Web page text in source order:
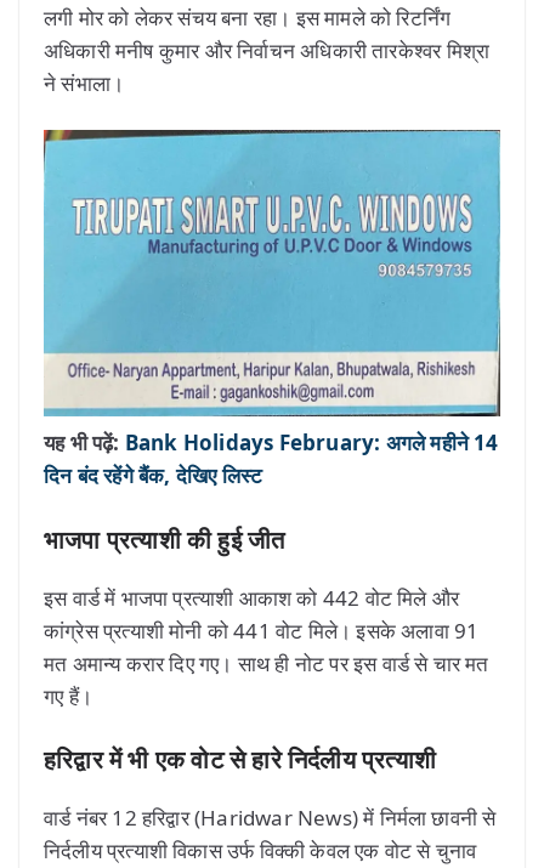
लगी मोर को लेकर संचय बना रहा। इस मामले को रिटर्निंग
अधिकारी मनीष कुमार और निर्वाचन अधिकारी तारकेश्वर मिश्रा
ने संभाला।
यह भी पढ़ें: Bank Holidays February: अगले महीने 14
दिन बंद रहेंगे बैंक, देखिए लिस्ट
भाजपा प्रत्याशी की हुई जीत
इस वार्ड में भाजपा प्रत्याशी आकाश को 442 वोट मिले और
कांग्रेस प्रत्याशी मोनी को 441 वोट मिले। इसके अलावा 91
मत अमान्य करार दिए गए। साथ ही नोट पर इस वार्ड से चार मत
गए हैं।
हरिद्वार में भी एक वोट से हारे निर्दलीय प्रत्याशी
वार्ड नंबर 12 हरिद्वार (Haridwar News) में निर्मला छावनी से
निर्दलीय प्रत्याशी विकास उर्फ विक्की केवल एक वोट से चुनाव